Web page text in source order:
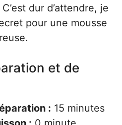
dur d’attendre, je
pour une mousse
et de
: 15 minutes